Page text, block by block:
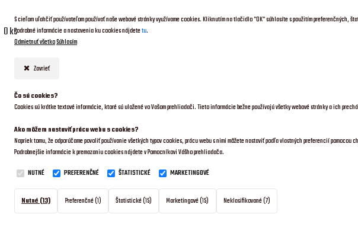
S cieľom uľahčiť používateľom používať naše webové stránky využívame cookies. Kliknutím na tlačidlo "OK" súhlasíte s použitím
Podrobné informácie a nastavenia ku cookies nájdetetu.
Odmietnuť všetkoSúhlasím
Zavrieť
Čo sú cookies?
Cookies sú krátke textové informácie, ktoré sú uložené vo Vašom prehliadači. Tieto informácie bežne používajú všetky webové stránky a ich
Ako môžem nastaviť prácu webu s cookies?
Napriek tomu, že odporúčame povoliť používanie všetkých typov cookies, prácu webu s nimi môžete nastaviť podľa vlastných preferencií
Podrobnejšie informácie k premazaniu cookies nájdete v Pomocníkovi Vášho prehliadača.
NUTNÉ
PREFERENČNÉ ŠTATISTICKÉ MARKETINGOVÉ
Nutné (13) Preferenčné (1) Štatistické (15) Marketingové (15) Neklasifikované (7)
PRIHLÁSENIE NOVÁ REGISTRÁCIA
0 ks